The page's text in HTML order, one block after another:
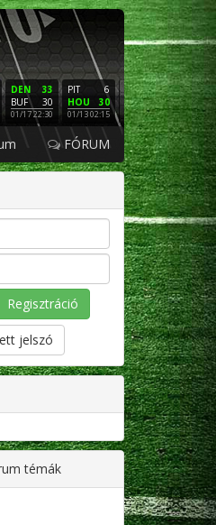
33
DEN
30
BUF
01/17 22:30
6
PIT
30
HOU
01/13 02:15
16
NE
3
LAC
01/12 02:00
PHI
SF
01/11
FÓRUM
Regisztráció
jelszó
témák